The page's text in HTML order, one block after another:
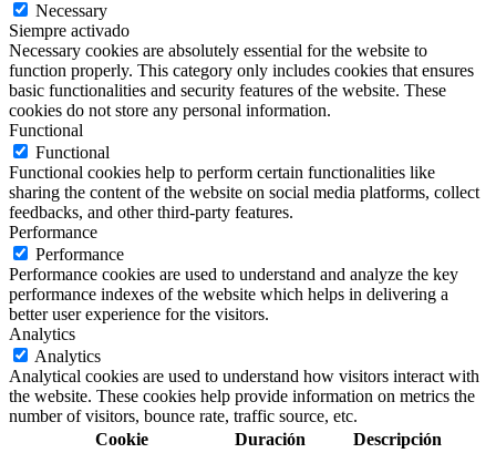
Necessary
Siempre activado
Necessary cookies are absolutely essential for the website to
function properly. This category only includes cookies that ensures
basic functionalities and security features of the website. These
cookies do not store any personal information.
Functional
Functional
Functional cookies help to perform certain functionalities like
sharing the content of the website on social media platforms, collect
feedbacks, and other third-party features.
Performance
Performance
Performance cookies are used to understand and analyze the key
performance indexes of the website which helps in delivering a
better user experience for the visitors.
Analytics
Analytics
Analytical cookies are used to understand how visitors interact with
the website. These cookies help provide information on metrics the
number of visitors, bounce rate, traffic source, etc.
Cookie
Duración Descripción